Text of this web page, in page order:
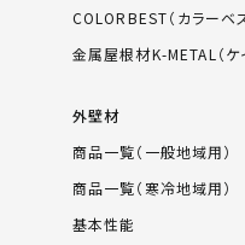
COLORBEST（カラーベス
金属屋根材K-METAL（ケ
外壁材
商品一覧（一般地域用）
商品一覧（寒冷地域用）
基本性能